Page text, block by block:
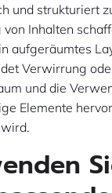
und strukturiert
von Inhalten
aufgeräumtes
Verwirrung
und die
Elemente